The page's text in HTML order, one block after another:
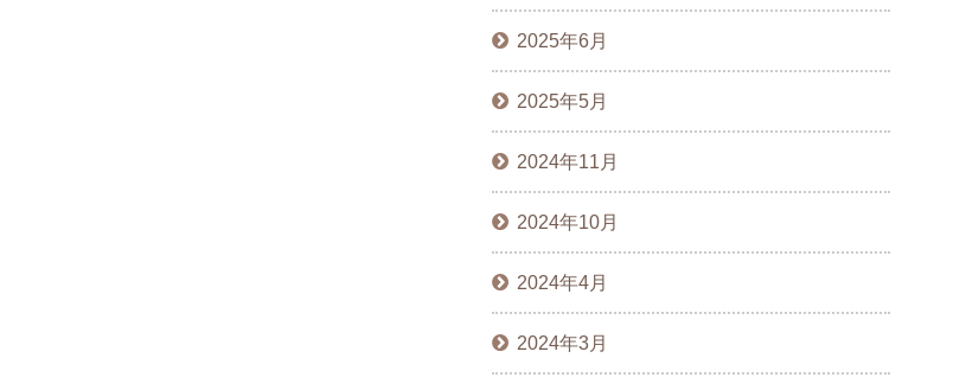
2025年6月
2025年5月
2024年11月
2024年10月
2024年4月
2024年3月